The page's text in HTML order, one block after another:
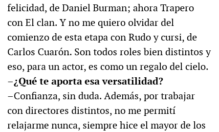
felicidad, de Daniel Burman; ahora Trapero
con El clan. Y no me quiero olvidar del
comienzo de esta etapa con Rudo y cursi, de
Carlos Cuarón. Son todos roles bien distintos y
eso, para un actor, es como un regalo del cielo.
–¿Qué te aporta esa versatilidad?
–Confianza, sin duda. Además, por trabajar
con directores distintos, no me permití
relajarme nunca, siempre hice el mayor de los